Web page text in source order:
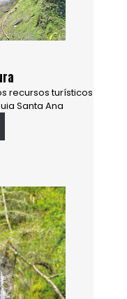
recursos turísticos
Santa Ana